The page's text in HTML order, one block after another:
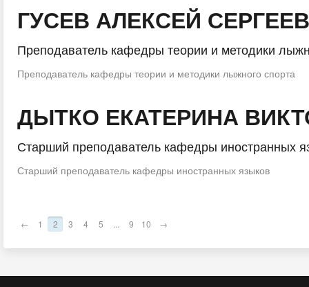
ГУСЕВ АЛЕКСЕЙ
Преподаватель кафедры теории и методики
Преподаватель кафедры теории и методики лыжного спорта
ДЫТКО ЕКАТЕРИНА
Старший преподаватель кафедры иностранных
Старший преподаватель кафедры иностранных языков
← 1 2 3 4 5 ... 9 10 →